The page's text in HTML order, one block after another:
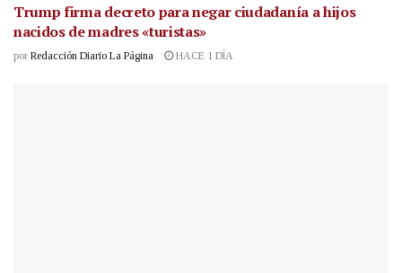
Trump firma decreto para negar ciudadanía a hijos
nacidos de madres «turistas»
por Redacción Diario La Página HACE 1 DÍA